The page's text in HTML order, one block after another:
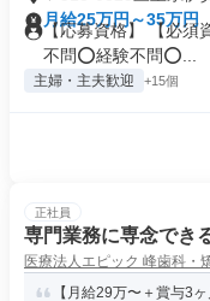
月給25万円～35万円
【応募資格】 【必須
不問⭕️経験不問⭕️...
主婦・主夫歓迎 +15個
正社員
専門業務に専念でき
医療法人エピック 峰歯科・
【月給29万〜＋賞与3